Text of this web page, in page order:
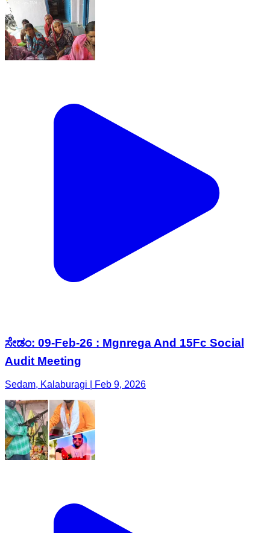
ಸೇಡಂ: 09-Feb-26 : Mgnrega And 15Fc Social
Audit Meeting
Sedam, Kalaburagi | Feb 9, 2026